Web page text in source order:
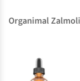
Organimal